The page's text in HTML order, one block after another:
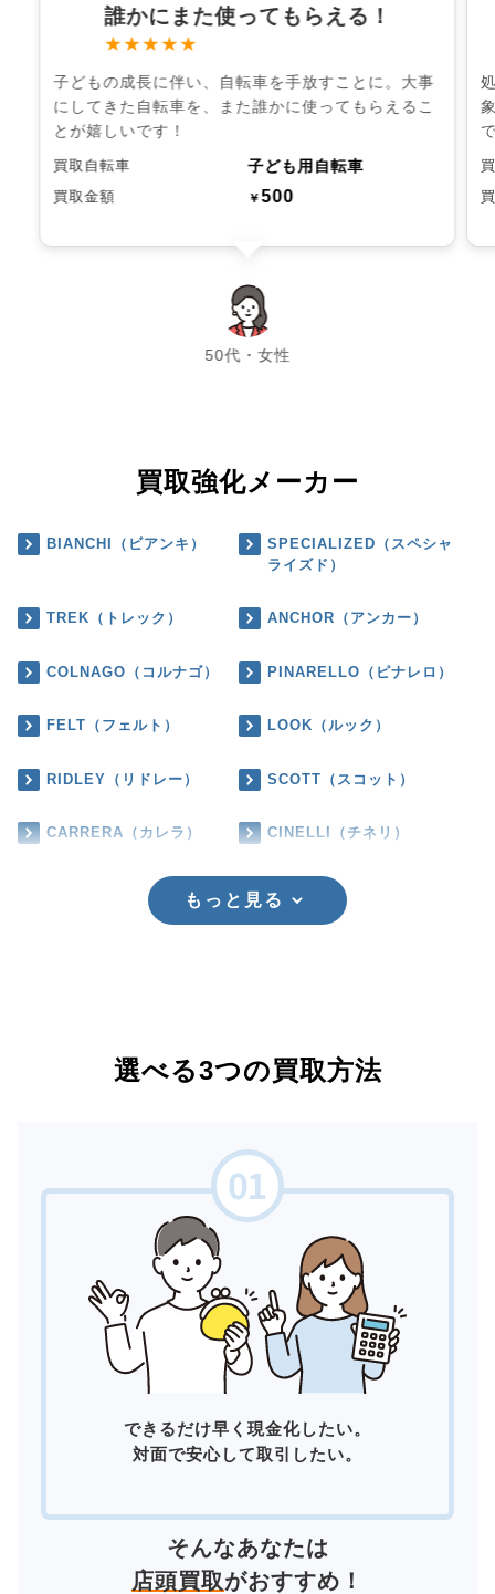
誰かにまた使ってもらえる！
★★★★★
子どもの成長に伴い、自転車を手放すことに。大事
にしてきた自転車を、また誰かに使ってもらえるこ
とが嬉しいです！
買取自転車 子ども用自転車
買取金額 ￥500
50代・女性
chevron_left chevron_right
買取強化メーカー
BIANCHI（ビアンキ）
SPECIALIZED（スペシャ
ライズド）
TREK（トレック） ANCHOR（アンカー）
COLNAGO（コルナゴ） PINARELLO（ピナレロ）
FELT（フェルト） LOOK（ルック）
RIDLEY（リドレー） SCOTT（スコット）
CARRERA（カレラ） CINELLI（チネリ）
もっと見る
選べる3つの買取方法
できるだけ早く現金化したい。
対面で安心して取引したい。
そんなあなたは
店頭買取がおすすめ！